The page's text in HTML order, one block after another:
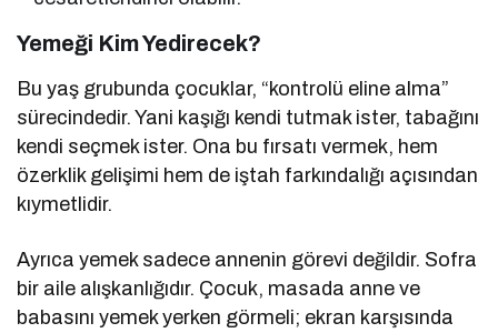
Yemeği Kim Yedirecek?
Bu yaş grubunda çocuklar, “kontrolü eline alma”
sürecindedir. Yani kaşığı kendi tutmak ister, tabağını
kendi seçmek ister. Ona bu fırsatı vermek, hem
özerklik gelişimi hem de iştah farkındalığı açısından
kıymetlidir.
Ayrıca yemek sadece annenin görevi değildir. Sofra
bir aile alışkanlığıdır. Çocuk, masada anne ve
babasını yemek yerken görmeli; ekran karşısında